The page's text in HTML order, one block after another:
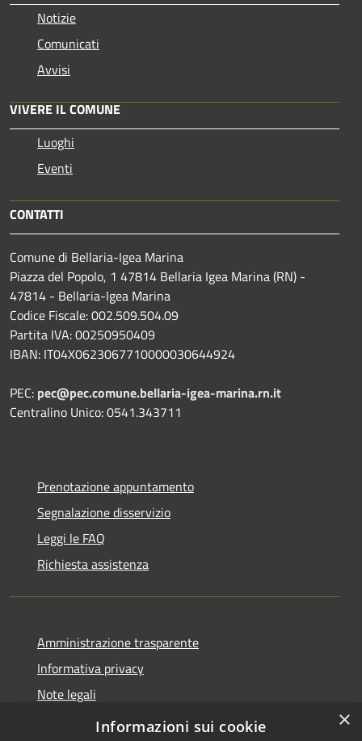
Notizie
Comunicati
Avvisi
VIVERE IL COMUNE
Luoghi
Eventi
CONTATTI
Comune di Bellaria-Igea Marina
Piazza del Popolo, 1 47814 Bellaria Igea Marina (RN) -
47814 - Bellaria-Igea Marina
Codice Fiscale: 002.509.504.09
Partita IVA: 00250950409
IBAN: IT04X0623067710000030644924
PEC: pec@pec.comune.bellaria-igea-marina.rn.it
Centralino Unico: 0541.343711
Prenotazione appuntamento
Segnalazione disservizio
Leggi le FAQ
Richiesta assistenza
Amministrazione trasparente
Informativa privacy
Note legali
Dichiarazione di accessibilità
×
Informazioni sui cookie